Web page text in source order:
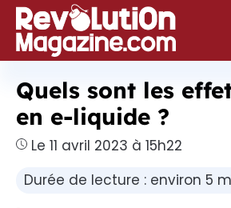
Aller
au
contenu
Quels sont les
en e-liquide ?
Le 11 avril 2023 à 15h22
Durée de lecture : environ 5